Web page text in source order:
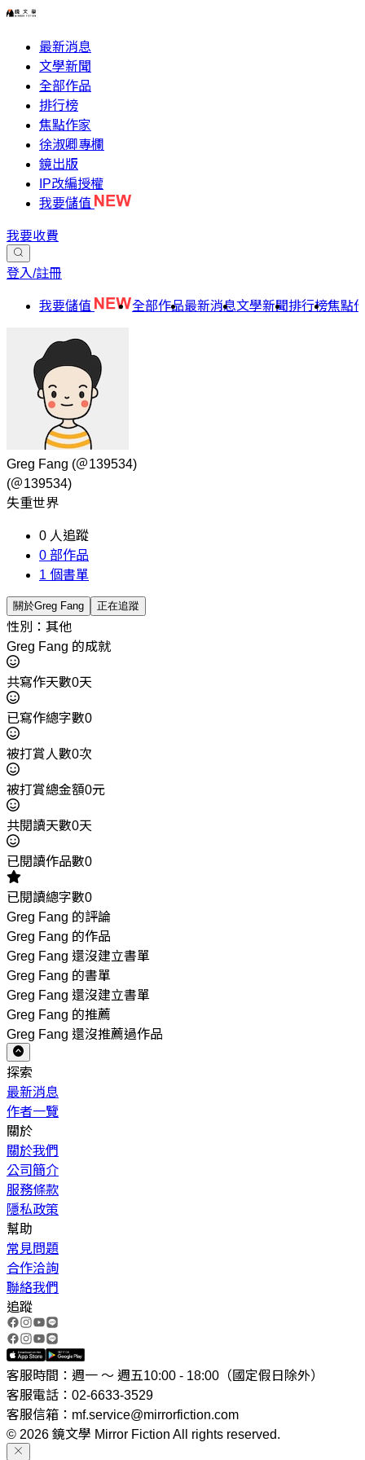
最新消息
文學新聞
全部作品
排行榜
焦點作家
徐淑卿專欄
鏡出版
IP改編授權
我要儲值
我要收費
登入/註冊
我要儲值 全部作品最新消息文學新聞排行榜焦點
Greg Fang (＠139534)
(＠139534)
失重世界
0 人追蹤
0 部作品
1 個書單
關於Greg Fang 正在追蹤
性別：其他
Greg Fang 的成就
共寫作天數0天
已寫作總字數0
被打賞人數0次
被打賞總金額0元
共閱讀天數0天
已閱讀作品數0
已閱讀總字數0
Greg Fang 的評論
Greg Fang 的作品
Greg Fang 還沒建立書單
Greg Fang 的書單
Greg Fang 還沒建立書單
Greg Fang 的推薦
Greg Fang 還沒推薦過作品
探索
最新消息
作者一覽
關於
關於我們
公司簡介
服務條款
隱私政策
幫助
常見問題
合作洽詢
聯絡我們
追蹤
客服時間：週一 ～ 週五10:00 - 18:00（國定假日除外）
客服電話：02-6633-3529
客服信箱：mf.service@mirrorfiction.com
© 2026 鏡文學 Mirror Fiction All rights reserved.